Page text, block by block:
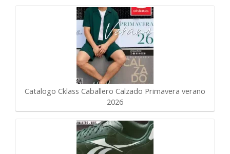
Catalogo Cklass Caballero Calzado Primavera verano
2026